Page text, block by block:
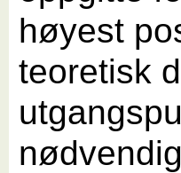
høyest
teoretisk